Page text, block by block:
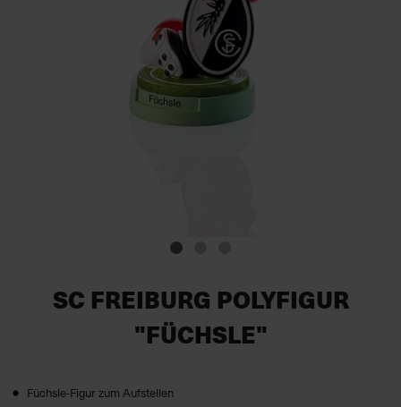
SC FREIBURG POLYFIGUR
"FÜCHSLE"
Füchsle-Figur zum Aufstellen